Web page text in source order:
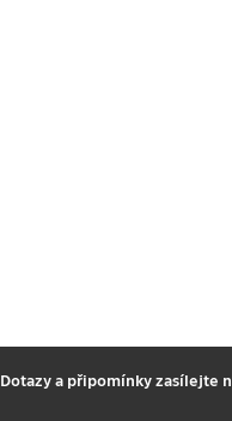
Dotazy a připomínky zasílejte